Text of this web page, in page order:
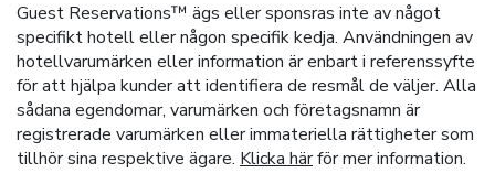
Guest Reservations™ ägs eller sponsras inte av något
specifikt hotell eller någon specifik kedja. Användningen av
hotellvarumärken eller information är enbart i referenssyfte
för att hjälpa kunder att identifiera de resmål de väljer. Alla
sådana egendomar, varumärken och företagsnamn är
registrerade varumärken eller immateriella rättigheter som
tillhör sina respektive ägare. Klicka härför mer information.